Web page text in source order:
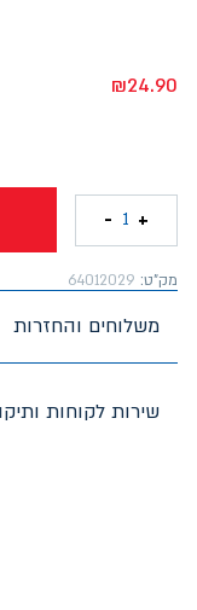
₪24.90
+
1
-
מק"ט: 64012029
משלוחים והחזרות
שירות לקוחות